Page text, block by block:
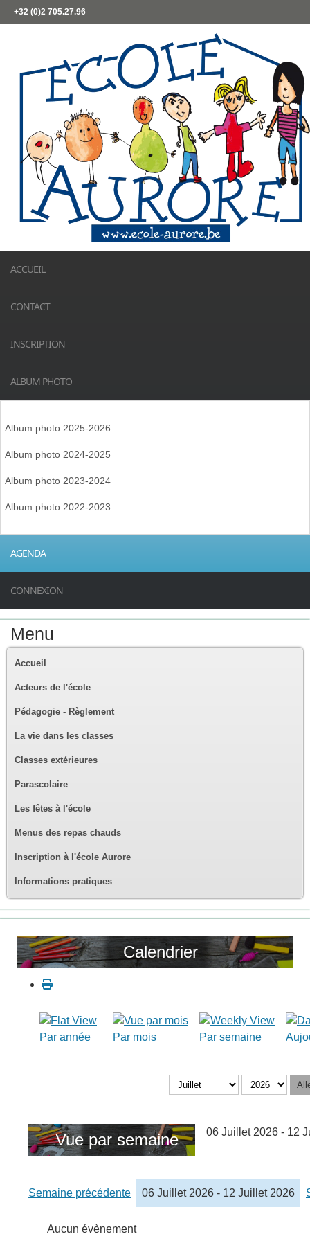
+32 (0)2 705.27.96
ACCUEIL
CONTACT
INSCRIPTION
ALBUM PHOTO
Album photo 2025-2026
Album photo 2024-2025
Album photo 2023-2024
Album photo 2022-2023
AGENDA
CONNEXION
Menu
Accueil
Acteurs de l'école
Pédagogie - Règlement
La vie dans les classes
Classes extérieures
Parascolaire
Les fêtes à l'école
Menus des repas chauds
Inscription à l'école Aurore
Informations pratiques
Calendrier
Par année Par mois Par semaine
Vue par semaine 06 Juillet 2026 - 12
Semaine précédente 06 Juillet 2026 - 12 Juillet 2026
Aucun évènement